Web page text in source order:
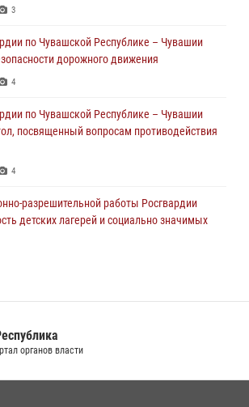
России генерал армии Виктор Золотов
подразделений тыла с профессиональным
3
по Чувашской Республике – Чувашии
дорожного движения
4
по Чувашской Республике – Чувашии
посвященный вопросам противодействия
4
разрешительной работы Росгвардии
детских лагерей и социально значимых
3
на Национальном телевидении Чувашии
органов власти